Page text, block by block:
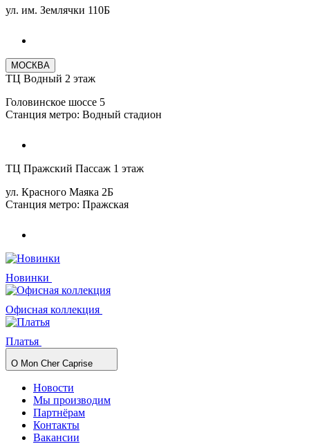
ул. им. Землячки 110Б
МОСКВА
ТЦ Водный 2 этаж
Головинское шоссе 5
Станция метро: Водный стадион
ТЦ Пражский Пассаж 1 этаж
ул. Красного Маяка 2Б
Станция метро: Пражская
Новинки
Офисная коллекция
Платья
О Mon Cher Caprise
Новости
Мы производим
Партнёрам
Контакты
Вакансии